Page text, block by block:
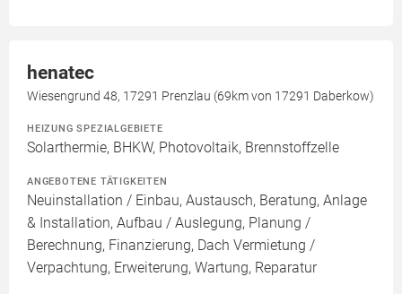
henatec
Wiesengrund 48, 17291 Prenzlau (69km von 17291 Daberkow)
HEIZUNG SPEZIALGEBIETE
Solarthermie, BHKW, Photovoltaik, Brennstoffzelle
ANGEBOTENE TÄTIGKEITEN
Neuinstallation / Einbau, Austausch, Beratung, Anlage
& Installation, Aufbau / Auslegung, Planung /
Berechnung, Finanzierung, Dach Vermietung /
Verpachtung, Erweiterung, Wartung, Reparatur